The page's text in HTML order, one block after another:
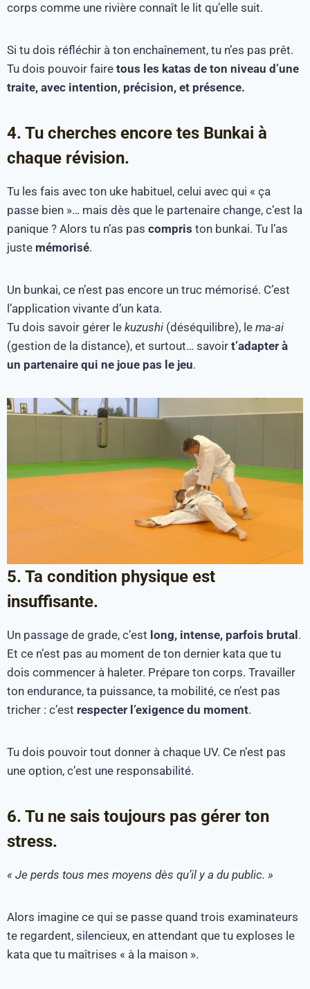
corps comme une rivière connaît le lit qu’elle suit.
Si tu dois réfléchir à ton enchaînement, tu n’es pas prêt.
Tu dois pouvoir faire tous les katas de ton niveau d’une
traite, avec intention, précision, et présence.
4. Tu cherches encore tes Bunkai à
chaque révision.
Tu les fais avec ton uke habituel, celui avec qui « ça
passe bien »… mais dès que le partenaire change, c’est la
panique ? Alors tu n’as pas compris ton bunkai. Tu l’as
juste mémorisé.
Un bunkai, ce n’est pas encore un truc mémorisé. C’est
l’application vivante d’un kata.
Tu dois savoir gérer le kuzushi (déséquilibre), le ma-ai
(gestion de la distance), et surtout… savoir t’adapter à
un partenaire qui ne joue pas le jeu.
5. Ta condition physique est
insuffisante.
Un passage de grade, c’est long, intense, parfois brutal .
Et ce n’est pas au moment de ton dernier kata que tu
dois commencer à haleter. Prépare ton corps. Travailler
ton endurance, ta puissance, ta mobilité, ce n’est pas
tricher : c’est respecter l’exigence du moment.
Tu dois pouvoir tout donner à chaque UV. Ce n’est pas
une option, c’est une responsabilité.
6. Tu ne sais toujours pas gérer ton
stress.
« Je perds tous mes moyens dès qu’il y a du public. »
Alors imagine ce qui se passe quand trois examinateurs
te regardent, silencieux, en attendant que tu exploses le
kata que tu maîtrises « à la maison ».